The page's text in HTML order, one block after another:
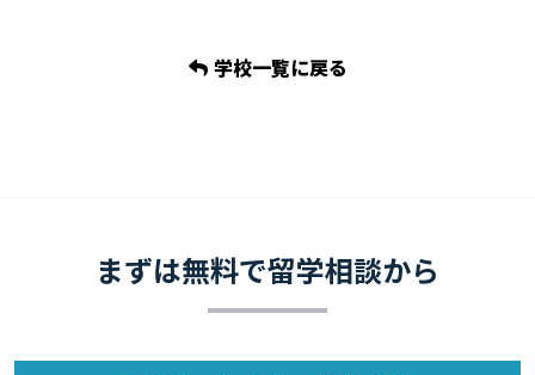
学校一覧に戻る
まずは無料で留学相談から